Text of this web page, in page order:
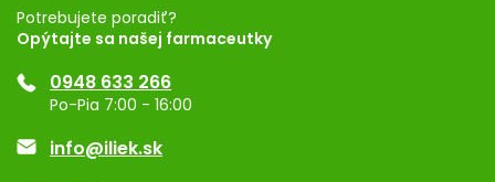
Registrácia
Ponuka pre firmy
Značky
Potrebujete poradiť?
Opýtajte sa našej farmaceutky
0948 633 266
Po-Pia 7:00 - 16:00
info@iliek.sk